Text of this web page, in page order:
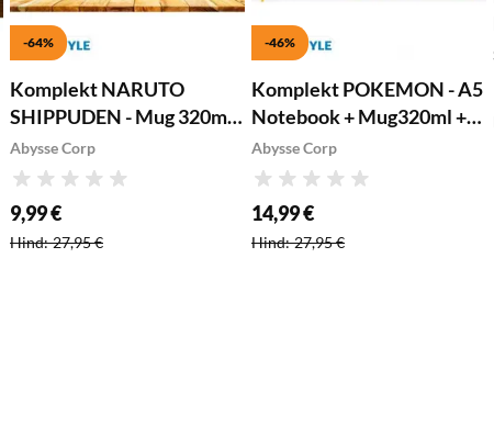
-64%
Komplekt NARUTO
SHIPPUDEN - Mug 320ml
+ Acryl® + Postcards
"Naruto"
Abysse Corp
Hinnang
Soodushind
9,99 €
Hind: 27,95 €
-46%
Komplekt POKEMON - A5
Notebook + Mug320ml +
Postcards "Pikachu"
Abysse Corp
Hinnang
Soodushind
14,99 €
Hind: 27,95 €